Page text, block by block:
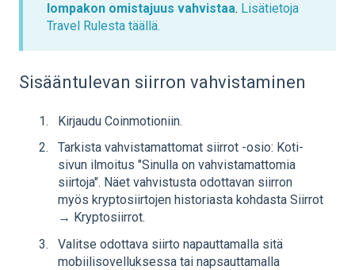
lompakon omistajuus vahvistaa. Lisätietoja
Travel Rulesta täällä.
Sisääntulevan siirron vahvistaminen
Kirjaudu Coinmotioniin.
Tarkista vahvistamattomat siirrot -osio: Koti-
sivun ilmoitus "Sinulla on vahvistamattomia
siirtoja". Näet vahvistusta odottavan siirron
myös kryptosiirtojen historiasta kohdasta Siirrot
→ Kryptosiirrot.
Valitse odottava siirto napauttamalla sitä
mobiilisovelluksessa tai napsauttamalla